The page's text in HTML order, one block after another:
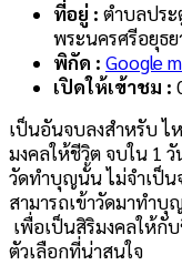
ที่อยู่ : ตำบลประ
พระนครศรีอยุธย
พิกัด : Google
เปิดให้เข้าชม :
เป็นอันจบลงสำหรับ ไ
มงคลให้ชีวิต จบใน 1
วัดทำบุญนั้น ไม่จำเป็น
สามารถเข้าวัดมาทำบุ
เพื่อเป็นสิริมงคลให้กั
ตัวเลือกที่น่าสนใจ